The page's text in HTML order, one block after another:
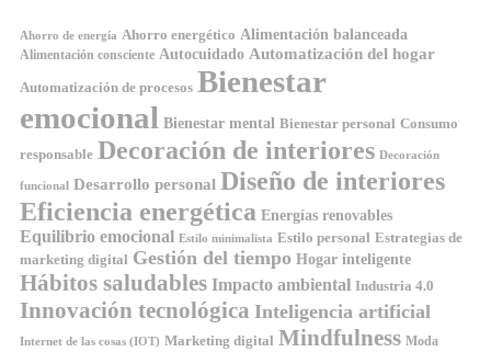
Ahorro de energía Ahorro energético Alimentación balanceada
Alimentación consciente Autocuidado Automatización del hogar
Automatización de procesos Bienestar
emocional Bienestar mental Bienestar personal Consumo
responsable Decoración de interiores Decoración
funcional Desarrollo personal Diseño de interiores
Eficiencia energética Energías renovables
Equilibrio emocional Estilo minimalista Estilo personal Estrategias de
marketing digital Gestión del tiempo Hogar inteligente
Hábitos saludables Impacto ambiental Industria 4.0
Innovación tecnológica Inteligencia artificial
Internet de las cosas (IOT) Marketing digital Mindfulness Moda